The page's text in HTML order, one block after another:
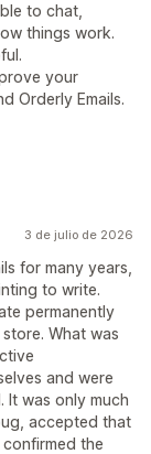
to chat,
things work.
your
Orderly Emails.
3 de julio de 2026
for many years,
to write.
permanently
What was
and were
It was only much
accepted that
the